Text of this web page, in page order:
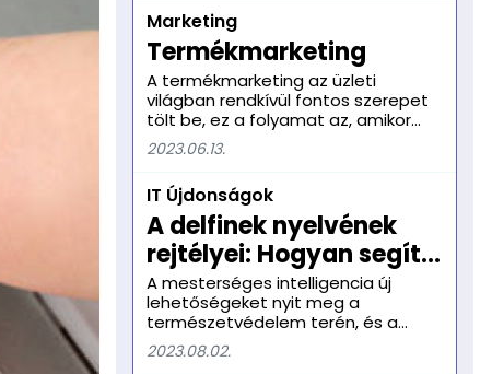
súlyos következményekkel járhat.
Marketing
Termékmarketing
A termékmarketing az üzleti
világban rendkívül fontos szerepet
tölt be, ez a folyamat az, amikor
egy előállító cég vagy márka a
termékeit vagy szolgáltatásait piaci
és értékesítik. A termékmarketing
stratégia kialakítása és
végrehajtása alapvető fontosságú
a sikeres értékesítés és a
fogyasztói elégedettség
szempontjából.
2023.06.13.
IT Újdonságok
A delfinek nyelvének
rejtélyei: Hogyan segíti
a mesterséges
intelligencia a
megértésüket?"
A mesterséges intelligencia új
lehetőségeket nyit meg a
természetvédelem terén, és a
delfinek megfigyelése kapcsán is
fontos előrelépéseket hozhat a
2023.08.02.